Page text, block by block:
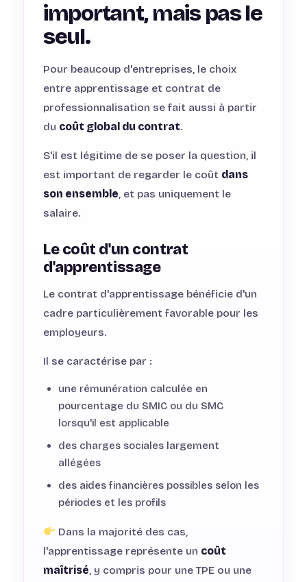
important, mais pas le
seul.
Pour beaucoup d'entreprises, le choix
entre apprentissage et contrat de
professionnalisation se fait aussi à partir
du coût global du contrat.
S'il est légitime de se poser la question, il
est important de regarder le coût dans
son ensemble, et pas uniquement le
salaire.
Le coût d'un contrat
d'apprentissage
Le contrat d'apprentissage bénéficie d'un
cadre particulièrement favorable pour les
employeurs.
Il se caractérise par :
une rémunération calculée en
pourcentage du SMIC ou du SMC
lorsqu'il est applicable
des charges sociales largement
allégées
des aides financières possibles selon les
périodes et les profils
Dans la majorité des cas,
l'apprentissage représente un coût
maîtrisé, y compris pour une TPE ou une